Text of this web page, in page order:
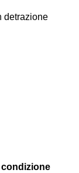
detrazione
condizione